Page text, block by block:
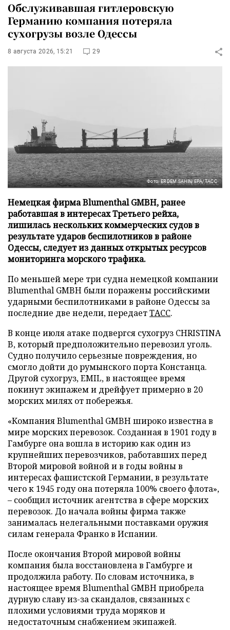
Обслуживавшая гитлеровскую
Германию компания потеряла
сухогрузы возле Одессы
8 августа 2026, 15:21 29
Фото: ERDEM SAHIN/EPA/ТАСС
Немецкая фирма Blumenthal GMBH, ранее
работавшая в интересах Третьего рейха,
лишилась нескольких коммерческих судов в
результате ударов беспилотников в районе
Одессы, следует из данных открытых ресурсов
мониторинга морского трафика.
По меньшей мере три судна немецкой компании
Blumenthal GMBH были поражены российскими
ударными беспилотниками в районе Одессы за
последние две недели, передаетТАСС.
В конце июля атаке подвергся сухогруз CHRISTINA
B, который предположительно перевозил уголь.
Судно получило серьезные повреждения, но
смогло дойти до румынского порта Констанца.
Другой сухогруз, EMIL, в настоящее время
покинут экипажем и дрейфует примерно в 20
морских милях от побережья.
«Компания Blumenthal GMBH широко известна в
мире морских перевозок. Созданная в 1901 году в
Гамбурге она вошла в историю как один из
крупнейших перевозчиков, работавших перед
Второй мировой войной и в годы войны в
интересах фашистской Германии, в результате
чего к 1945 году она потеряла 100% своего флота»,
– сообщил источник агентства в сфере морских
перевозок. До начала войны фирма также
занималась нелегальными поставками оружия
силам генерала Франко в Испании.
После окончания Второй мировой войны
компания была восстановлена в Гамбурге и
продолжила работу. По словам источника, в
настоящее время Blumenthal GMBH приобрела
дурную славу из-за скандалов, связанных с
плохими условиями труда моряков и
недостаточным снабжением экипажей.